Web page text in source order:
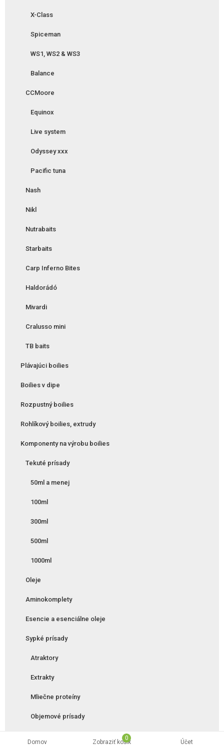
Domov
0
Zobraziť košík Účet
X-Class
Spiceman
WS1, WS2 & WS3
Balance
CCMoore
Equinox
Live system
Odyssey xxx
Pacific tuna
Nash
Nikl
Nutrabaits
Starbaits
Carp Inferno Bites
Haldorádó
Mivardi
Cralusso mini
TB baits
Plávajúci boilies
Boilies v dipe
Rozpustný boilies
Rohlíkový boilies, extrudy
Komponenty na výrobu boilies
Tekuté prísady
50ml a menej
100ml
300ml
500ml
1000ml
Oleje
Aminokomplety
Esencie a esenciálne oleje
Sypké prísady
Atraktory
Extrakty
Mliečne proteíny
Objemové prísady